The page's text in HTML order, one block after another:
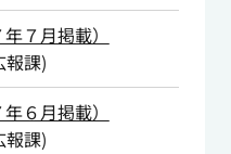
７月掲載）
報課)
６月掲載）
報課)